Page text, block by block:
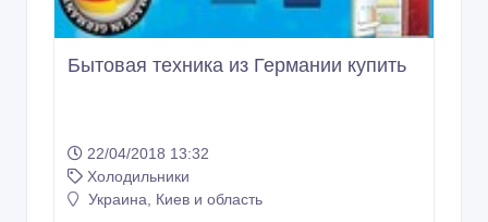
Бытовая техника из Германии купить
22/04/2018 13:32
Холодильники
Украина, Киев и область